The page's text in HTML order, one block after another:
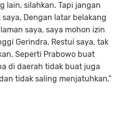
lain, silahkan. Tapi jangan
Dengan latar belakang
saya, saya mohon izin
Gerindra, Restui saya, tak
Seperti Prabowo buat
di daerah tidak buat juga
tidak saling menjatuhkan,”